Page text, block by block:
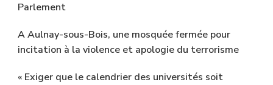
Parlement
A Aulnay-sous-Bois, une mosquée fermée pour
incitation à la violence et apologie du terrorisme
« Exiger que le calendrier des universités soit